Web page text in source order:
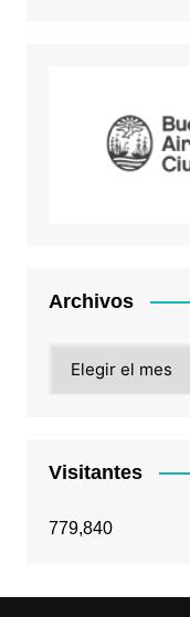
Archivos
Visitantes
779,840